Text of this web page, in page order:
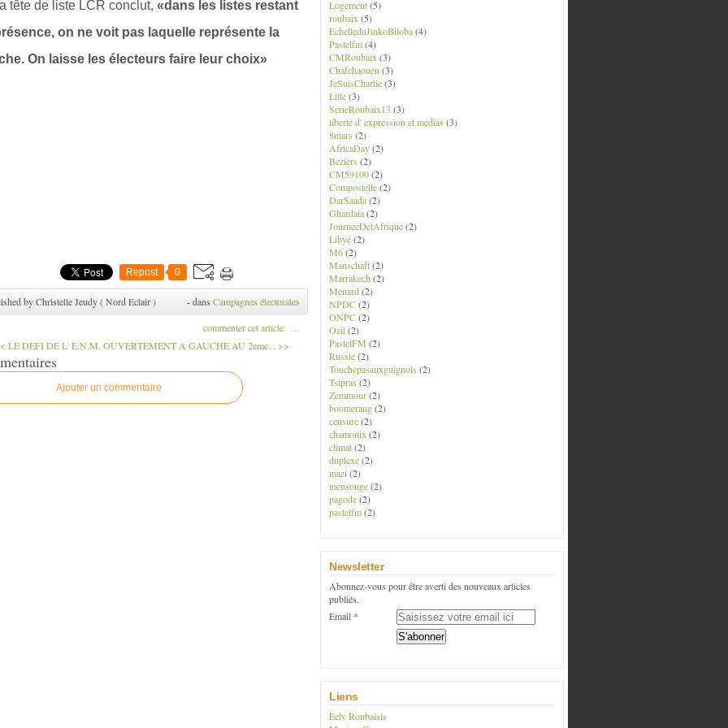
tête de liste LCR conclut, «dans les listes restant
on ne voit pas laquelle représente la
On laisse les électeurs faire leur choix»
Repost 0
by Christelle Jeudy ( Nord Eclair ) -dans Campagnes électorales
commenter cet article
LE DEFI DE L' E.N.M. OUVERTEMENT A GAUCHE AU 2eme... >>
Ajouter un commentaire
Logement(5)
roubaix (5)
EchelleduJinkoBiloba(4)
Pastelfm(4)
CMRoubaix (3)
Chafchaouen (3)
JeSuisCharlie(3)
Lille(3)
SerieRoubaix13 (3)
liberté d' expression et medias (3)
8mars (2)
AfricaDay(2)
Beziers (2)
CM59100(2)
Compostelle(2)
DarSaada(2)
Ghardaia(2)
JourneeDelAfrique(2)
Libye(2)
M6(2)
Manschaft(2)
Marrakech (2)
Menard(2)
NPDC(2)
ONPC(2)
Ozil(2)
PastelFM (2)
Russie(2)
Touchepasauxguignols (2)
Tsipras (2)
Zemmour(2)
boomerang(2)
censure(2)
chamonix (2)
climat(2)
duplexe(2)
mazi(2)
mensonge(2)
pagode(2)
pastelfm(2)
Newsletter
Abonnez-vous pour être averti des nouveaux articles
publiés.
Email
Liens
Eelv Roubaisis